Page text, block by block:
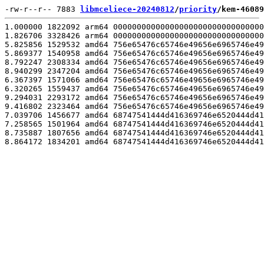
-rw-r--r-- 7883 libmceliece-20240812/priority/kem-
1.000000 1822092 arm64
1.826706 3328426 arm64
5.825856 1529532 amd64
5.869377 1540958 amd64
8.792247 2308334 amd64
8.940299 2347204 amd64
6.367397 1571066 amd64
6.320265 1559437 amd64
9.294031 2293172 amd64
9.416802 2323464 amd64
7.039706 1456677 amd64
7.258565 1501964 amd64
8.735887 1807656 amd64